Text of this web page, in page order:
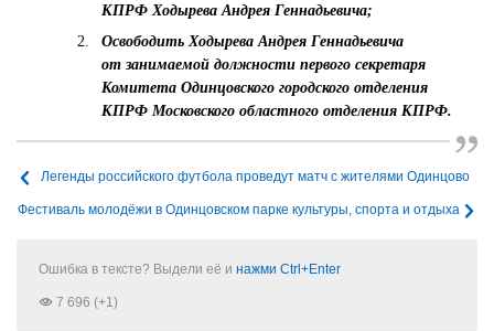
КПРФ Ходырева Андрея Геннадьевича;
Освободить Ходырева Андрея Геннадьевича
от занимаемой должности первого секретаря
Комитета Одинцовского городского отделения
КПРФ Московского областного отделения КПРФ.
Легенды российского футбола проведут матч с жителями Одинцово
Фестиваль молодёжи в Одинцовском парке культуры, спорта и отдыха
Ошибка в тексте? Выдели её и нажми Ctrl+Enter
7 696 (+1)